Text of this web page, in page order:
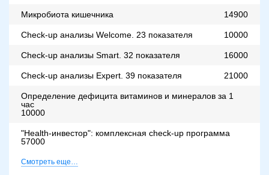
Микробиота кишечника 14900
Check-up анализы Welcome. 23 показателя 10000
Check-up анализы Smart. 32 показателя 16000
Check-up анализы Expert. 39 показателя 21000
Определение дефицита витаминов и минералов за 1
час
10000
"Health-инвестор": комплексная check-up программа
57000
Смотреть еще…